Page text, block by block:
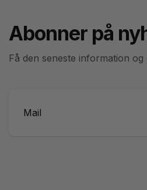
Abonner på
Få den seneste information og